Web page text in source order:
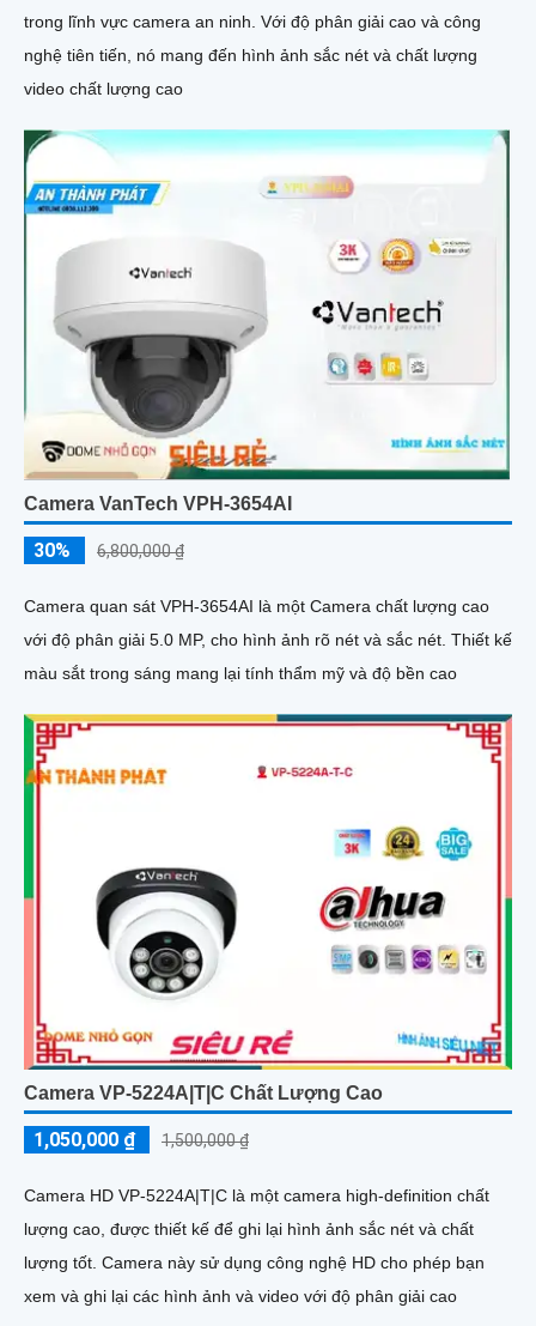
trong lĩnh vực camera an ninh. Với độ phân giải cao và công
nghệ tiên tiến, nó mang đến hình ảnh sắc nét và chất lượng
video chất lượng cao
Camera VanTech VPH-3654AI
30% 6,800,000 ₫
Camera quan sát VPH-3654AI là một Camera chất lượng cao
với độ phân giải 5.0 MP, cho hình ảnh rõ nét và sắc nét. Thiết kế
màu sắt trong sáng mang lại tính thẩm mỹ và độ bền cao
Camera VP-5224A|T|C Chất Lượng Cao
1,050,000 ₫ 1,500,000 ₫
Camera HD VP-5224A|T|C là một camera high-definition chất
lượng cao, được thiết kế để ghi lại hình ảnh sắc nét và chất
lượng tốt. Camera này sử dụng công nghệ HD cho phép bạn
xem và ghi lại các hình ảnh và video với độ phân giải cao